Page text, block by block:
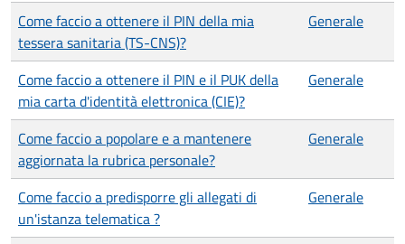
Come faccio a ottenere il PIN della mia
tessera sanitaria (TS-CNS)?
Generale
Come faccio a ottenere il PIN e il PUK della
mia carta d'identità elettronica (CIE)?
Generale
Come faccio a popolare e a mantenere
aggiornata la rubrica personale?
Generale
Come faccio a predisporre gli allegati di
un'istanza telematica ?
Generale